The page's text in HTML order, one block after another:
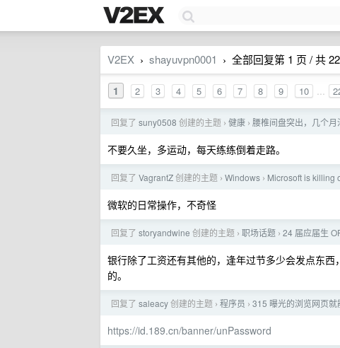
V2EX › shayuvpn0001 › 全部回复第 1 页 / 共
1 2 3 4 5 6 7 8 9 10 ...
回复了 suny0508 创建的主题 › 健康 › 腰椎间盘突出，几个
不要久坐，多运动，每天练练倒着走路。
回复了 VagrantZ创建的主题 › Windows › Microsoft is killing
微软的日常操作，不奇怪
回复了 storyandwine 创建的主题 › 职场话题 › 24 届应届生
银行除了工资还有其他的，逢年过节多少会发点东
的。
回复了 saleacy创建的主题 › 程序员 › 315 曝光的浏览网页就
https://id.189.cn/banner/unPassword